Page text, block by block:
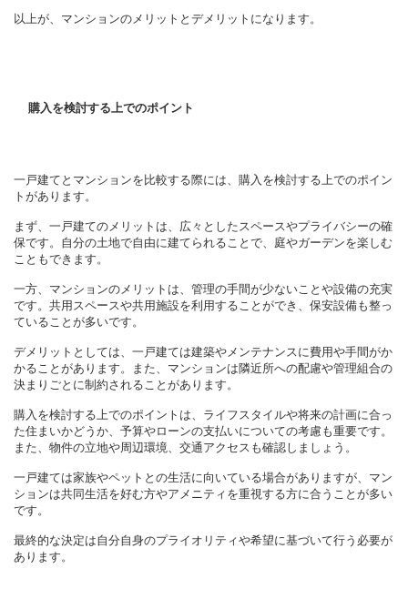
以上が、マンションのメリットとデメリットになります。
購入を検討する上でのポイント
一戸建てとマンションを比較する際には、購入を検討する上でのポイン
トがあります。
まず、一戸建てのメリットは、広々としたスペースやプライバシーの確
保です。自分の土地で自由に建てられることで、庭やガーデンを楽しむ
こともできます。
一方、マンションのメリットは、管理の手間が少ないことや設備の充実
です。共用スペースや共用施設を利用することができ、保安設備も整っ
ていることが多いです。
デメリットとしては、一戸建ては建築やメンテナンスに費用や手間がか
かることがあります。また、マンションは隣近所への配慮や管理組合の
決まりごとに制約されることがあります。
購入を検討する上でのポイントは、ライフスタイルや将来の計画に合っ
た住まいかどうか、予算やローンの支払いについての考慮も重要です。
また、物件の立地や周辺環境、交通アクセスも確認しましょう。
一戸建ては家族やペットとの生活に向いている場合がありますが、マン
ションは共同生活を好む方やアメニティを重視する方に合うことが多い
です。
最終的な決定は自分自身のプライオリティや希望に基づいて行う必要が
あります。